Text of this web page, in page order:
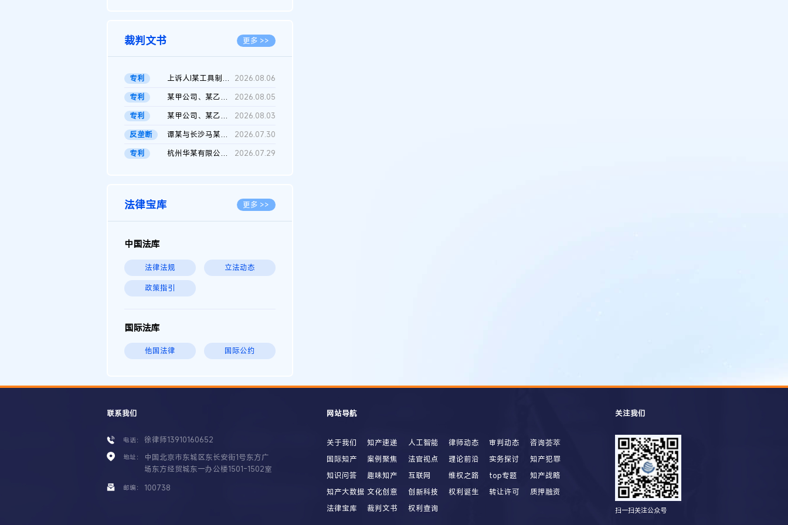
裁判文书 更多 >>
专利 上诉人I某工具制品有限公司与被上诉人程某及一审被告中华人民共和...
2026.08.06
专利
某甲公司、某乙公司、某丙公司申请诉前行为保全复议裁定书
2026.08.05
专利
某甲公司、某乙公司、官某与某丙公司专利申请权权属纠纷 二审判决...
2026.08.03
反垄断
谭某与长沙马某堆农产品股份有限公司滥用市场支配地位纠纷二审裁...
2026.07.30
专利
杭州华某有限公司与菲某有限公司侵害发明专利权纠纷 2026.07.29
法律宝库 更多 >>
中国法库
法律法规 立法动态
政策指引
国际法库
他国法律 国际公约
联系我们
电话： 徐律师13910160652
地址：
中国北京市东城区东长安街1号东方广
场东方经贸城东一办公楼1501-1502室
邮编： 100738
网站导航
关于我们 知产速递 人工智能 律师动态 审判动态
咨询荟萃
国际知产
案例聚焦 法官视点 理论前沿 实务探讨
知产犯罪
知识问答
趣味知产 互联网 维权之路 top专题
知产战略
知产大数据 文化创意 创新科技 权利诞生 转让许可
质押融资
法律宝库
裁判文书 权利查询
关注我们
扫一扫关注公众号